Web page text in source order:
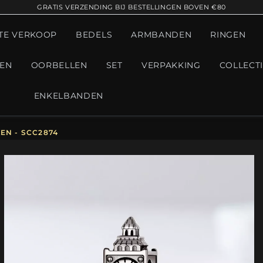
GRATIS VERZENDING BIJ BESTELLINGEN BOVEN €80
VERKOOP BEDELS ARMBANDEN RINGEN
OORBELLEN SET VERPAKKING
ENKELBANDEN
- SCC2874